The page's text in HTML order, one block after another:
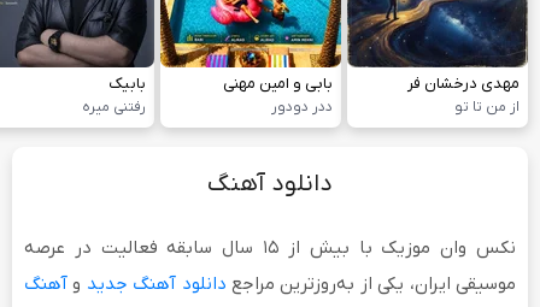
مهدی درخشان فر
از من تا تو
بابی و امین مهنی
ددر دودور
بابیک
رفتنی میره
دانلود آهنگ
نکس وان موزیک با بیش از ۱۵ سال سابقه فعالیت
در عرصه
موسیقی ایران، یکی از به‌روزترین مراجع دانلود آهنگ جدید و آهنگ